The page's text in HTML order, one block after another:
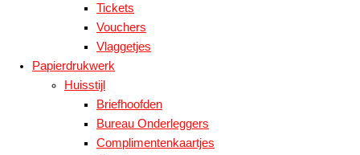
Tickets
Vouchers
Vlaggetjes
Papierdrukwerk
Huisstijl
Briefhoofden
Bureau Onderleggers
Complimentenkaartjes